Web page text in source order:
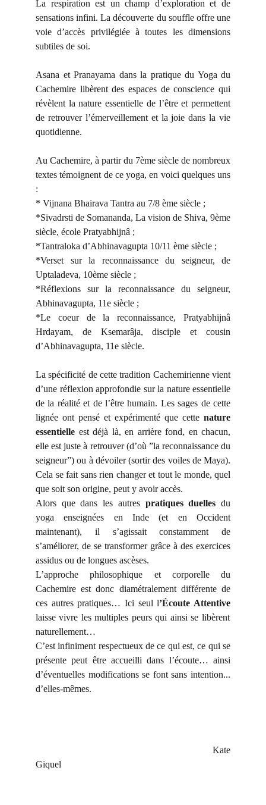
La respiration est un champ d’exploration et de
sensations infini. La découverte du souffle offre une
voie d’accès privilégiée à toutes les dimensions
subtiles de soi.
Asana et Pranayama dans la pratique du Yoga du
Cachemire libèrent des espaces de conscience qui
révèlent la nature essentielle de l’être et permettent
de retrouver l’émerveillement et la joie dans la vie
quotidienne.
Au Cachemire, à partir du 7ème siècle de nombreux
textes témoignent de ce yoga, en voici quelques uns
:
* Vijnana Bhairava Tantra au 7/8 ème siècle ;
*Sivadrsti de Somananda, La vision de Shiva, 9ème
siècle, école Pratyabhijnâ ;
*Tantraloka d’Abhinavagupta 10/11 ème siècle ;
*Verset sur la reconnaissance du seigneur, de
Uptaladeva, 10ème siècle ;
*Réflexions sur la reconnaissance du seigneur,
Abhinavagupta, 11e siècle ;
*Le coeur de la reconnaissance, Pratyabhijnâ
Hrdayam, de Ksemarâja, disciple et cousin
d’Abhinavagupta, 11e siècle.
La spécificité de cette tradition Cachemirienne vient
d’une réflexion approfondie sur la nature essentielle
de la réalité et de l’être humain. Les sages de cette
lignée ont pensé et expérimenté que cette nature
essentielle est déjà là, en arrière fond, en chacun,
elle est juste à retrouver (d’où ”la reconnaissance du
seigneur”) ou à dévoiler (sortir des voiles de Maya).
Cela se fait sans rien changer et tout le monde, quel
que soit son origine, peut y avoir accès.
Alors que dans les autres pratiques duelles du
yoga enseignées en Inde (et en Occident
maintenant), il s’agissait constamment de
s’améliorer, de se transformer grâce à des exercices
assidus ou de longues ascèses.
L’approche philosophique et corporelle du
Cachemire est donc diamétralement différente de
ces autres pratiques… Ici seul l’Écoute Attentive
laisse vivre les multiples peurs qui ainsi se libèrent
naturellement…
C’est infiniment respectueux de ce qui est, ce qui se
présente peut être accueilli dans l’écoute… ainsi
d’éventuelles modifications se font sans intention...
d’elles-mêmes.
Kate
Giquel